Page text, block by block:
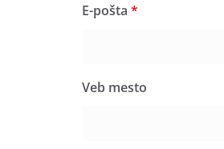
E-pošta *
Veb mesto